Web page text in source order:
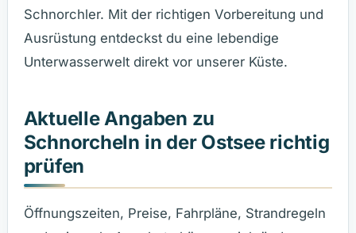
Schnorchler. Mit der richtigen Vorbereitung und
Ausrüstung entdeckst du eine lebendige
Unterwasserwelt direkt vor unserer Küste.
Aktuelle Angaben zu
Schnorcheln in der Ostsee richtig
prüfen
Öffnungszeiten, Preise, Fahrpläne, Strandregeln